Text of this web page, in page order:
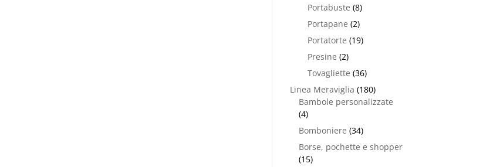
Portabuste (8)
Portapane (2)
Portatorte (19)
Presine (2)
Tovagliette (36)
Linea Meraviglia (180)
Bambole personalizzate
(4)
Bomboniere (34)
Borse, pochette e shopper
(15)